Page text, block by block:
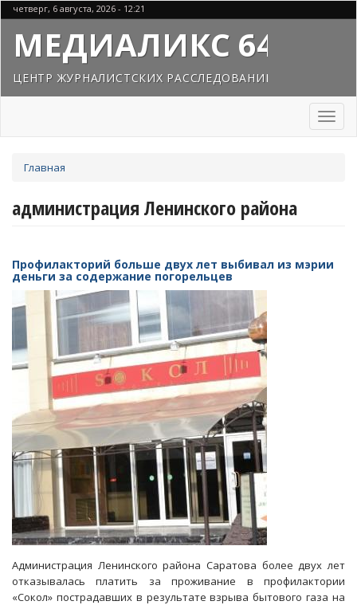
Перейти
к
основному
содержанию
четверг, 6 августа, 2026 - 12:21
МЕДИАЛИКС 64
ЦЕНТР ЖУРНАЛИСТСКИХ РАССЛЕДОВАНИЙ
Toggle
здесь
Главная
администрация Ленинского района
Профилакторий больше двух лет выбивал из мэрии
деньги за содержание погорельцев
Администрация Ленинского района Саратова более двух лет
отказывалась платить за проживание в профилактории
«Сокол» пострадавших в результате взрыва бытового газа на